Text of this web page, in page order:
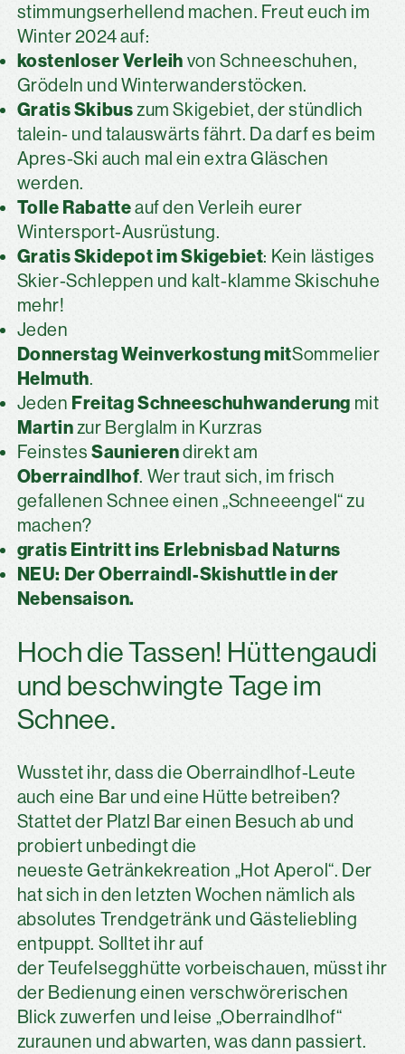
stimmungserhellend machen. Freut euch im
Winter 2024 auf:
kostenloser Verleih von Schneeschuhen,
Grödeln und Winterwanderstöcken.
Gratis Skibuszum Skigebiet, der stündlich
talein- und talauswärts fährt. Da darf es beim
Apres-Ski auch mal ein extra Gläschen
werden.
Tolle Rabatteauf den Verleih eurer
Wintersport-Ausrüstung.
Gratis Skidepot im Skigebiet: Kein lästiges
Skier-Schleppen und kalt-klamme Skischuhe
mehr!
Jeden
DonnerstagWeinverkostung mitSommelier
Helmuth.
Jeden FreitagSchneeschuhwanderung mit
Martinzur Berglalm in Kurzras
FeinstesSaunierendirekt am
Oberraindlhof. Wer traut sich, im frisch
gefallenen Schnee einen „Schneeengel“ zu
machen?
gratis Eintritt ins Erlebnisbad Naturns
NEU: Der Oberraindl-Skishuttle in der
Nebensaison.
Hoch die Tassen! Hüttengaudi
und beschwingte Tage im
Schnee.
Wusstet ihr, dass die Oberraindlhof-Leute
auch eine Bar und eine Hütte betreiben?
Stattet der Platzl Bar einen Besuch ab und
probiert unbedingt die
neueste Getränkekreation „Hot Aperol“. Der
hat sich in den letzten Wochen nämlich als
absolutes Trendgetränk und Gästeliebling
entpuppt. Solltet ihr auf
der Teufelsegghütte vorbeischauen, müsst ihr
der Bedienung einen verschwörerischen
Blick zuwerfen und leise „Oberraindlhof“
zuraunen und abwarten, was dann passiert.